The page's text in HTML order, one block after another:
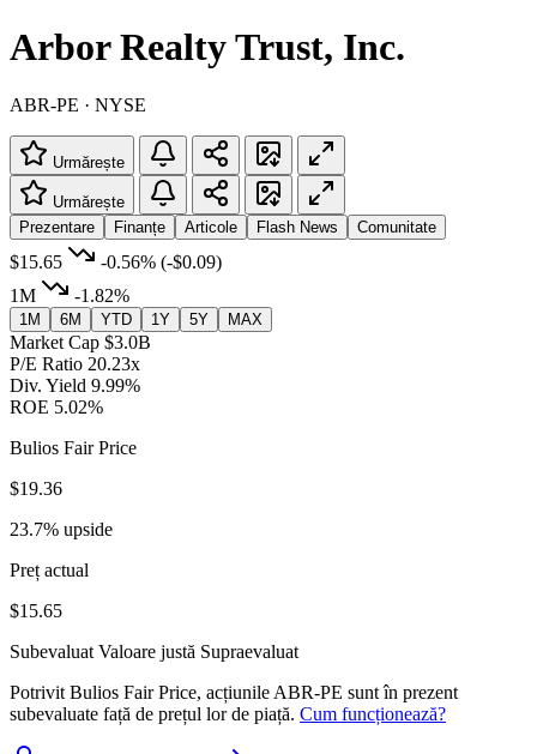
Arbor Realty Trust, Inc.
ABR-PE · NYSE
Urmărește
Urmărește
Prezentare
Finanțe Articole Flash News Comunitate
$15.65 -0.56% (-$0.09)
1M
-1.82%
1M 6M YTD 1Y 5Y MAX
Market Cap $3.0B
P/E Ratio 20.23x
Div. Yield 9.99%
ROE 5.02%
Bulios Fair Price
$19.36
23.7% upside
Preț actual
$15.65
Subevaluat Valoare justă Supraevaluat
Potrivit Bulios Fair Price, acțiunile ABR-PE sunt în prezent
subevaluate față de prețul lor de piață. Cum funcționează?